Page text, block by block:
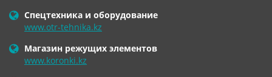
Спецтехника и оборудование
www.otr-tehnika.kz
Магазин режущих элементов
www.koronki.kz